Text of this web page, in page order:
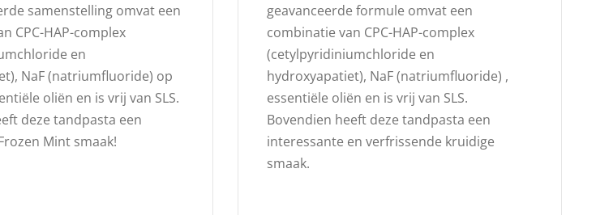
samenstelling omvat een
CPC-HAP-complex
en
NaF (natriumfluoride) op
oliën en is vrij van SLS.
deze tandpasta een
Mint smaak!
geavanceerde formule omvat een
combinatie van CPC-HAP-complex
(cetylpyridiniumchloride en
hydroxyapatiet), NaF (natriumfluoride) ,
essentiële oliën en is vrij van SLS.
Bovendien heeft deze tandpasta een
interessante en verfrissende kruidige
smaak.